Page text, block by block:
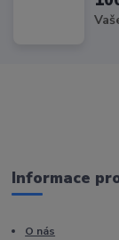
Informace
O nás